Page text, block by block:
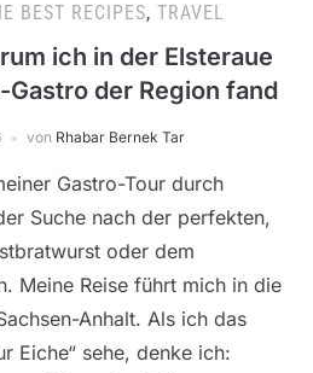
BEST RECIPES, TRAVEL
ich in der Elsteraue
der Region fand
von Rhabar Bernek Tar
Gastro-Tour durch
Suche nach der perfekten,
oder dem
Meine Reise führt mich in die
Anhalt. Als ich das
Eiche“ sehe, denke ich: